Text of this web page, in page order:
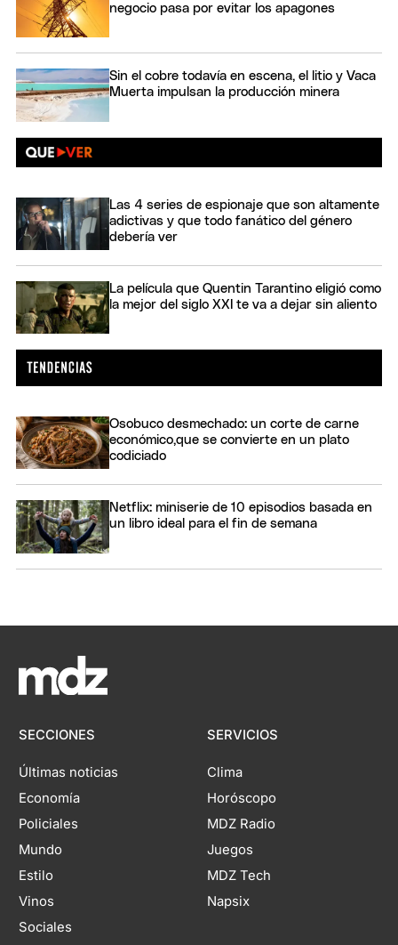
negocio pasa por evitar los apagones
Sin el cobre todavía en escena, el litio y Vaca
Muerta impulsan la producción minera
Las 4 series de espionaje que son altamente
adictivas y que todo fanático del género
debería ver
La película que Quentin Tarantino eligió como
la mejor del siglo XXI te va a dejar sin aliento
Osobuco desmechado: un corte de carne
económico,que se convierte en un plato
codiciado
Netflix: miniserie de 10 episodios basada en
un libro ideal para el fin de semana
SECCIONES
Últimas noticias
Economía
Policiales
Mundo
Estilo
Vinos
Sociales
SERVICIOS
Clima
Horóscopo
MDZ Radio
Juegos
MDZ Tech
Napsix